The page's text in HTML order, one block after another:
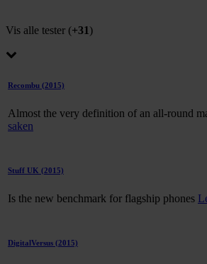
Vis alle tester (+31 )
Recombu (2015)
Almost the very definition of an all-round
saken
Stuff UK (2015)
Is the new benchmark for flagship phones
DigitalVersus (2015)